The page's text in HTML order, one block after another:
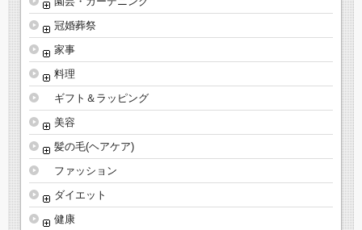
冠婚葬祭
家事
料理
ギフト＆ラッピング
美容
髪の毛(ヘアケア)
ファッション
ダイエット
健康